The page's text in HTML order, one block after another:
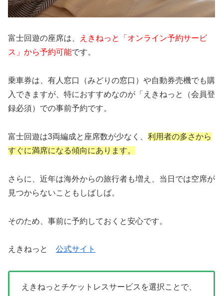
富士回遊の座席は、
えきねっと「オンライン予約サービ
ス」から予約可能です。
乗車券は、有人窓口（みどりの窓口）や自動券売機でも購
入できますが、特におすすめなのが「えきねっと（会員登
録必須）での事前予約です。
富士回遊は3両編成と座席数が少なく、 利用者の多さから
すぐに満席になる傾向にあります。
さらに、近年は海外からの旅行者も増え、当日では空席が
見つからないこともしばしば。
そのため、事前に予約しておくと安心です。
えきねっと 公式サイト
えきねっとチケットレスサービスを選択ことで、